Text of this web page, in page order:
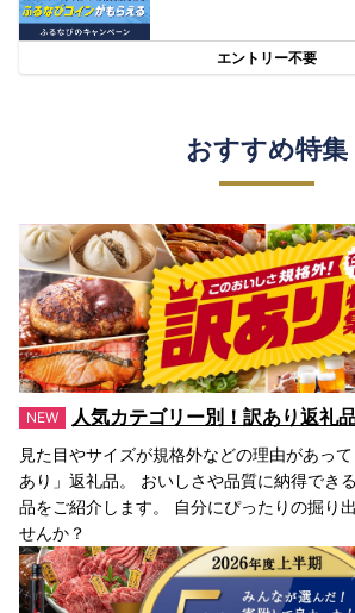
エントリー不要
おすすめ特集
人気カテゴリー別！訳あり返礼
見た目やサイズが規格外などの理由があっ
あり」返礼品。 おいしさや品質に納得でき
品をご紹介します。 自分にぴったりの掘り
せんか？